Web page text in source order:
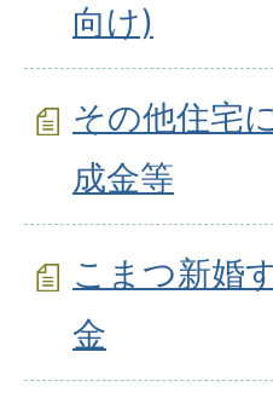
向け)
その他住宅
成金等
こまつ新婚
金